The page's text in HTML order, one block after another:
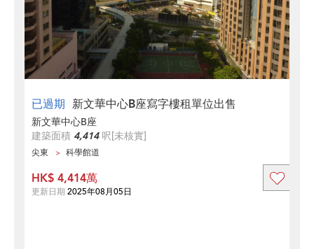
已過期 新文華中心B座寫字樓租單位出售
新文華中心B座
建築面積 4,414呎[未核實]
尖東 科學館道
HK$ 4,414萬
更新日期 2025年08月05日